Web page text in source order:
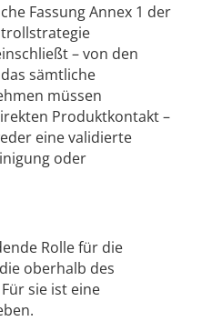
Fassung Annex 1 der
– von den
sämtliche
müssen
Produktkontakt –
eine validierte
oder
Rolle für die
oberhalb des
sie ist eine